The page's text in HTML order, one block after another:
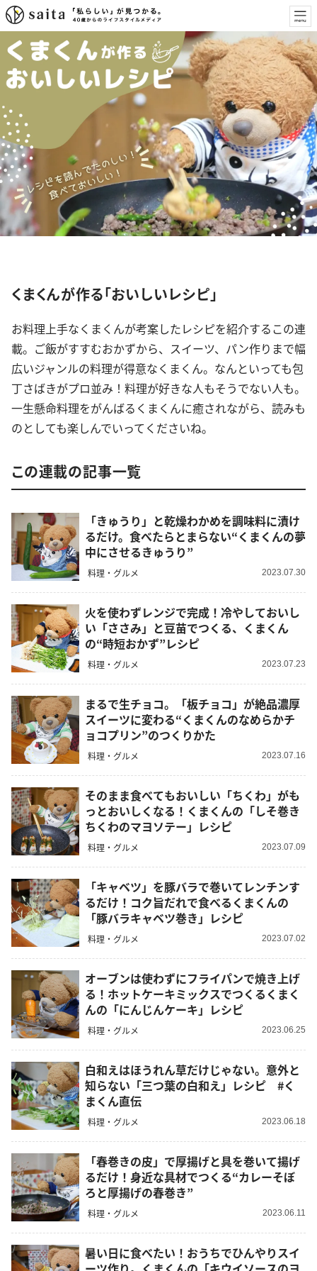
くまくんが作る「おいしいレシピ」
お料理上手なくまくんが考案したレシピを紹介するこの連
載。ご飯がすすむおかずから、スイーツ、パン作りまで幅
広いジャンルの料理が得意なくまくん。なんといっても包
丁さばきがプロ並み！料理が好きな人もそうでない人も。
一生懸命料理をがんばるくまくんに癒されながら、読みも
のとしても楽しんでいってくださいね。
この連載の記事一覧
「きゅうり」と乾燥わかめを調味料に漬け
るだけ。食べたらとまらない“くまくんの夢
中にさせるきゅうり”
料理・グルメ 2023.07.30
火を使わずレンジで完成！冷やしておいし
い「ささみ」と豆苗でつくる、くまくん
の“時短おかず”レシピ
料理・グルメ 2023.07.23
まるで生チョコ。「板チョコ」が絶品濃厚
スイーツに変わる“くまくんのなめらかチ
ョコプリン”のつくりかた
料理・グルメ 2023.07.16
そのまま食べてもおいしい「ちくわ」がも
っとおいしくなる！くまくんの「しそ巻き
ちくわのマヨソテー」レシピ
料理・グルメ 2023.07.09
「キャベツ」を豚バラで巻いてレンチンす
るだけ！コク旨だれで食べるくまくんの
「豚バラキャベツ巻き」レシピ
料理・グルメ 2023.07.02
オーブンは使わずにフライパンで焼き上げ
る！ホットケーキミックスでつくるくまく
んの「にんじんケーキ」レシピ
料理・グルメ 2023.06.25
白和えはほうれん草だけじゃない。意外と
知らない「三つ葉の白和え」レシピ #く
まくん直伝
料理・グルメ 2023.06.18
「春巻きの皮」で厚揚げと具を巻いて揚げ
るだけ！身近な具材でつくる“カレーそぼ
ろと厚揚げの春巻き”
料理・グルメ 2023.06.11
暑い日に食べたい！おうちでひんやりスイ